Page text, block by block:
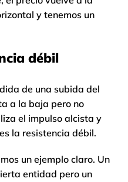
y tenemos un
débil
de una subida del
a la baja pero no
el impulso alcista y
la resistencia débil.
un ejemplo claro. Un
entidad pero un